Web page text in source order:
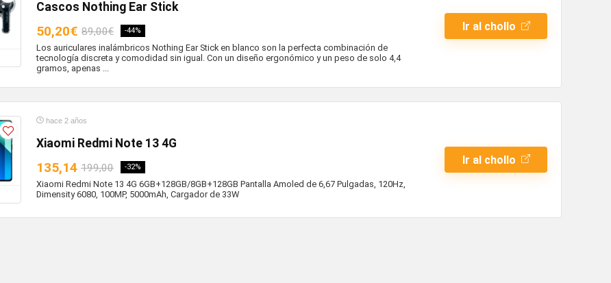
Cascos Nothing Ear Stick
50,20€ 89,00€ -44%
Los auriculares inalámbricos Nothing Ear Stick en blanco son la perfecta combinación de
tecnología discreta y comodidad sin igual. Con un diseño ergonómico y un peso de solo 4,4
gramos, apenas ...
Ir al chollo
hace 2 años
Xiaomi Redmi Note 13 4G
135,14 199,00 -32%
Xiaomi Redmi Note 13 4G 6GB+128GB/8GB+128GB Pantalla Amoled de 6,67 Pulgadas, 120Hz,
Dimensity 6080, 100MP, 5000mAh, Cargador de 33W
Ir al chollo